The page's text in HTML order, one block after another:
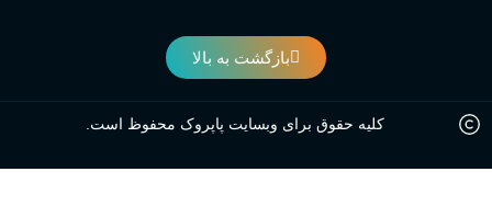
بازگشت به بالا
کلیه حقوق برای وبسایت پاپروک محفوظ است.